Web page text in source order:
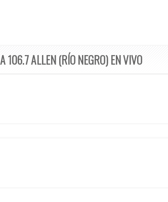
106.7 ALLEN (RÍO NEGRO) EN VIVO